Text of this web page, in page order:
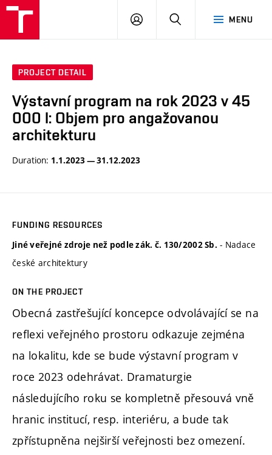
MENU
LOGIN SEARCH
PROJECT DETAIL
Výstavní program na rok 2023 v 45
000 l: Objem pro angažovanou
architekturu
Duration: 1.1.2023 — 31.12.2023
FUNDING RESOURCES
Jiné veřejné zdroje než podle zák. č. 130/2002 Sb. - Nadace
české architektury
ON THE PROJECT
Obecná zastřešující koncepce odvolávající se na
reflexi veřejného prostoru odkazuje zejména
na lokalitu, kde se bude výstavní program v
roce 2023 odehrávat. Dramaturgie
následujícího roku se kompletně přesouvá vně
hranic institucí, resp. interiéru, a bude tak
zpřístupněna nejširší veřejnosti bez omezení.